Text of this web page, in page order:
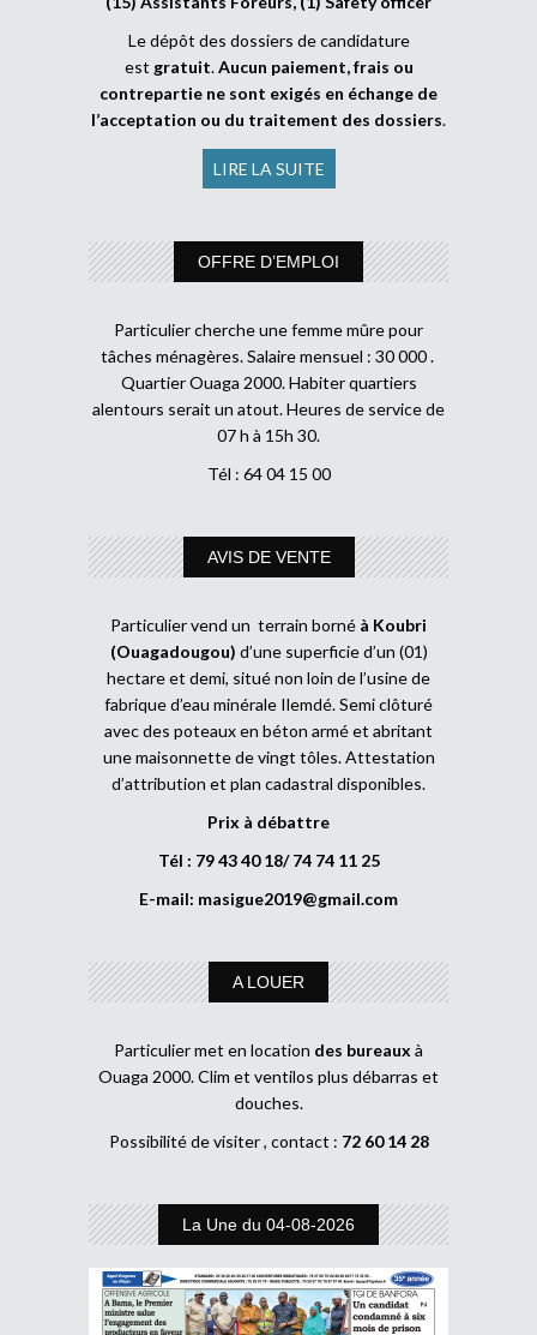
Le dépôt des dossiers de candidature
est gratuit.Aucun paiement, frais ou
contrepartie ne sont exigés en échange de
l’acceptation ou du traitement des dossiers.
LIRE LA SUITE
OFFRE D’EMPLOI
Particulier cherche une femme mûre pour
tâches ménagères. Salaire mensuel : 30 000 .
Quartier Ouaga 2000. Habiter quartiers
alentours serait un atout. Heures de service de
07 h à 15h 30.
Tél : 64 04 15 00
AVIS DE VENTE
Particulier vend un terrain borné à Koubri
(Ouagadougou) d’une superficie d’un (01)
hectare et demi, situé non loin de l’usine de
fabrique d’eau minérale Ilemdé. Semi clôturé
avec des poteaux en béton armé et abritant
une maisonnette de vingt tôles. Attestation
d’attribution et plan cadastral disponibles.
Prix à débattre
Tél : 79 43 40 18/ 74 74 11 25
E-mail: masigue2019@gmail.com
A LOUER
Particulier met en location des bureaux à
Ouaga 2000. Clim et ventilos plus débarras et
douches.
Possibilité de visiter , contact : 72 60 14 28
La Une du 04-08-2026